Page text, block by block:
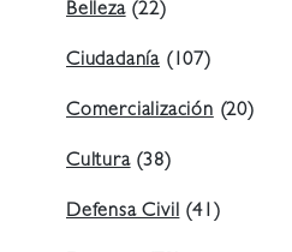
Belleza(22)
Ciudadanía (107)
Comercialización(20)
Cultura(38)
Defensa Civil(41)